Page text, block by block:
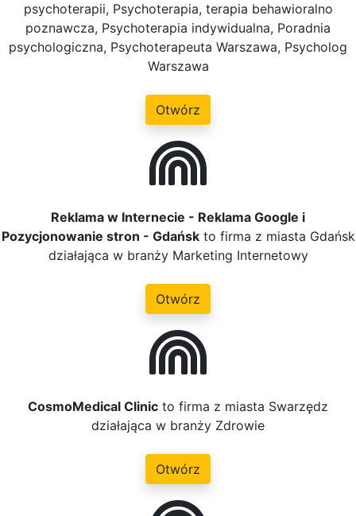
psychoterapii, Psychoterapia, terapia behawioralno
poznawcza, Psychoterapia indywidualna, Poradnia
psychologiczna, Psychoterapeuta Warszawa, Psycholog
Warszawa
Otwórz
Reklama w Internecie - Reklama Google i
Pozycjonowanie stron - Gdańskto firma z miasta Gdańsk
działająca w branży Marketing Internetowy
Otwórz
CosmoMedical Clinic to firma z miasta Swarzędz
działająca w branży Zdrowie
Otwórz